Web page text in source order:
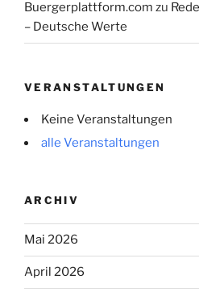
Buergerplattform.com zu
– Deutsche Werte
VERANSTALTUNGEN
Keine Veranstaltungen
alle Veranstaltungen
ARCHIV
Mai 2026
April 2026